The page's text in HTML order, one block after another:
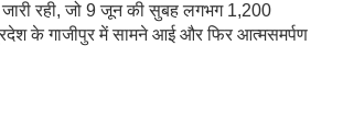
रही, जो 9 जून की सुबह लगभग 1,200
के गाजीपुर में सामने आई और फिर आत्मसमर्पण